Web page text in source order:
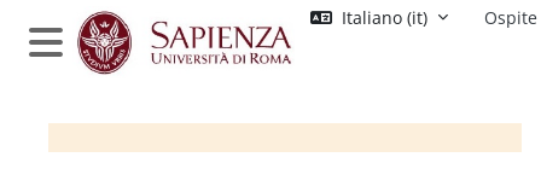
Vai al contenuto principale
Pannello laterale
Italiano ‎(it)‎ Ospite